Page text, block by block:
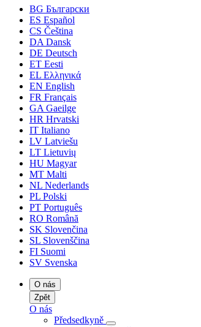
BG Български
ES Español
CS Čeština
DADansk
DE Deutsch
ET Eesti
EL Ελληνικά
EN English
FR Français
GAGaeilge
HR Hrvatski
IT Italiano
LV Latviešu
LT Lietuvių
HU Magyar
MT Malti
NL Nederlands
PL Polski
PT Português
RO Română
SK Slovenčina
SL Slovenščina
FI Suomi
SV Svenska
O nás
Zpět
O nás
Předsedkyně